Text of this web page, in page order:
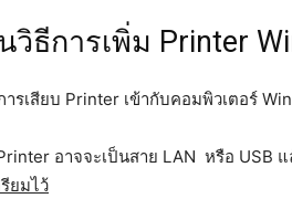
วิธีการเพิ่ม Printer
ารเสียบ Printer เข้ากับคอมพิวเตอร์
อาจจะเป็นสาย LAN หรือ USB
รียมไว้